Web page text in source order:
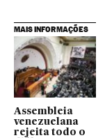
MAIS INFORMAÇÕES
Assembleia
venezuelana
rejeita todo o